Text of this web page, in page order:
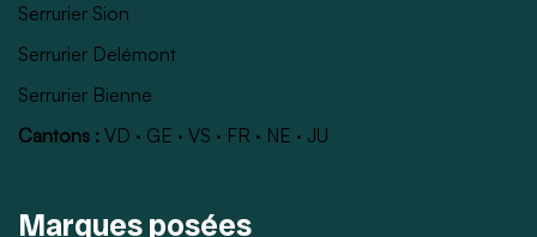
Serrurier Sion
Serrurier Delémont
Serrurier Bienne
Cantons : VD · GE · VS · FR · NE · JU
Marques posées